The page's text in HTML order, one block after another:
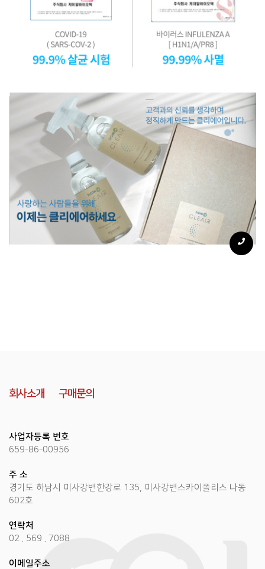
회사소개 구매문의
사업자등록 번호
659-86-00956
주 소
경기도 하남시 미사강변한강로 135, 미사강변스카이폴리스 나동
602호
연락처
02 . 569 . 7088
이메일주소